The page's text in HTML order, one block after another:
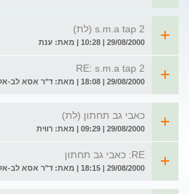
s.m.a tap 2 (לת)
29/08/2000 | 10:28 | מאת: ענת
RE: s.m.a tap 2
29/08/2000 | 18:08 | מאת: ד"ר אסא לב-אל
כאבי גב תחתון (לת)
29/08/2000 | 09:29 | מאת: רווית
RE: כאבי גב תחתון
29/08/2000 | 18:15 | מאת: ד"ר אסא לב-אל